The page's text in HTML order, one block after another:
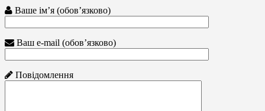
Ваше ім’я (обов’язково)
Ваш e-mail (обов’язково)
Повідомлення